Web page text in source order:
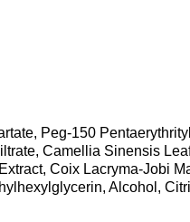
Peg-150
Camellia Sinensis
Coix Lacryma-Jobi
Alcohol,